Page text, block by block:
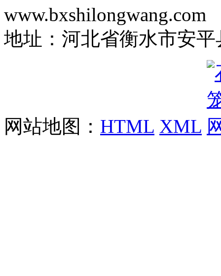
www.bxshilongwang.com
地址：河北省衡水市安
网站地图： HTML XML